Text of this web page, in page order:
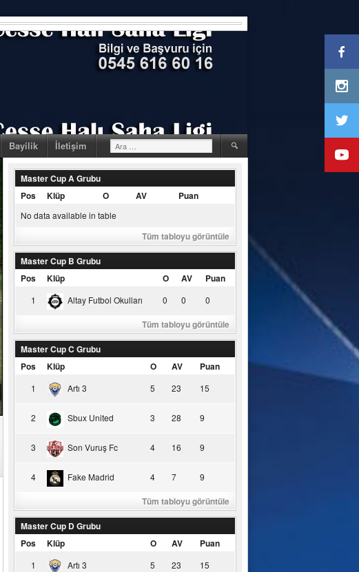
Bayilik İletişim Arama:
Master Cup A Grubu
Pos
Klüp O AV Puan
No data available in table
Tüm tabloyu görüntüle
Master Cup B Grubu
Pos
Klüp O AV Puan
1 Altay Futbol Okulları 0 0 0
Tüm tabloyu görüntüle
Master Cup C Grubu
Pos
Klüp O AV Puan
1 Artı 3 5 23 15
2 Sbux United 3 28 9
3 Son Vuruş Fc 4 16 9
4 Fake Madrid 4 7 9
Tüm tabloyu görüntüle
Master Cup D Grubu
Pos
Klüp O AV Puan
1 Artı 3 5 23 15